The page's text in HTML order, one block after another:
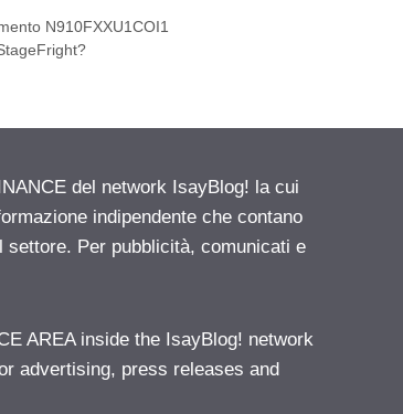
N910FXXU1COI1
del network IsayBlog! la cui
indipendente che contano
Per pubblicità, comunicati e
AREA inside the IsayBlog! network
advertising, press releases and